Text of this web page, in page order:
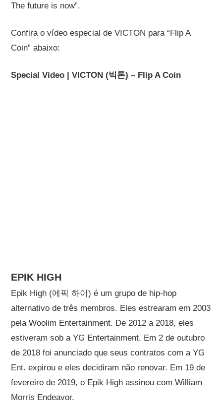
The future is now”.
Confira o vídeo especial de VICTON para “Flip A
Coin” abaixo:
Special Video | VICTON (빅톤) – Flip A Coin
EPIK HIGH
Epik High (에픽 하이) é um grupo de hip-hop
alternativo de três membros. Eles estrearam em 2003
pela Woolim Entertainment. De 2012 a 2018, eles
estiveram sob a YG Entertainment. Em 2 de outubro
de 2018 foi anunciado que seus contratos com a YG
Ent. expirou e eles decidiram não renovar. Em 19 de
fevereiro de 2019, o Epik High assinou com William
Morris Endeavor.